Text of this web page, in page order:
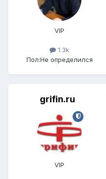
VIP
1.3k
Пол:Не определился
grifin.ru
VIP